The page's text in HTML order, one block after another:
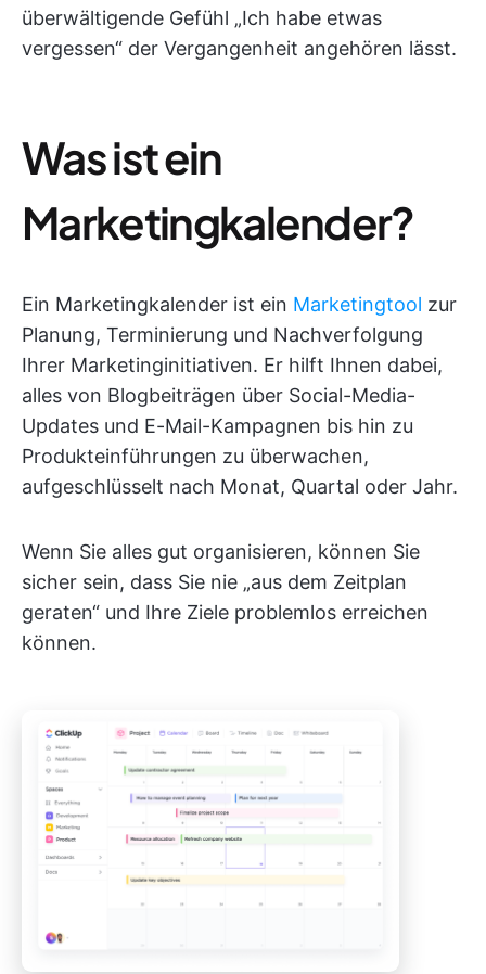
überwältigende Gefühl „Ich habe etwas
vergessen“ der Vergangenheit angehören lässt.
Was ist ein
Marketingkalender?
Ein Marketingkalender ist ein Marketingtool zur
Planung, Terminierung und Nachverfolgung
Ihrer Marketinginitiativen. Er hilft Ihnen dabei,
alles von Blogbeiträgen über Social-Media-
Updates und E-Mail-Kampagnen bis hin zu
Produkteinführungen zu überwachen,
aufgeschlüsselt nach Monat, Quartal oder Jahr.
Wenn Sie alles gut organisieren, können Sie
sicher sein, dass Sie nie „aus dem Zeitplan
geraten“ und Ihre Ziele problemlos erreichen
können.